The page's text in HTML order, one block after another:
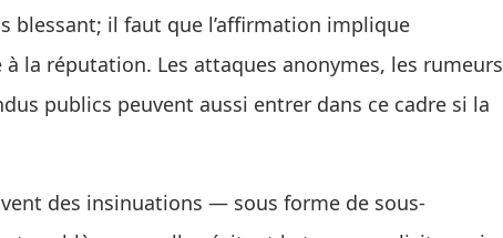
blessant; il faut que l’affirmation implique
la réputation. Les attaques anonymes, les rumeurs
publics peuvent aussi entrer dans ce cadre si la
des insinuations — sous forme de sous-